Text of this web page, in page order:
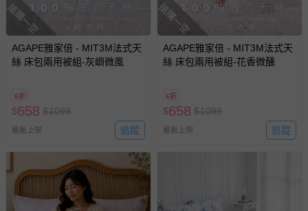
其他常見問題：
運送服務：目前提供的運送僅限台灣本島。如您位於離島地
區，可能會無法配送，或須依據商品需加收離島運費。廠商
亦保留出貨與否的權利。離島、偏遠地區、樓層親送等加價
商品實際的配達日期，可於訂單個人資料內的查詢訂單內，
已出貨通知之訊息為主。
如您收到商品，請依正常流程檢查是否完好，若商品遇瑕疵
情形，您可申請更換新品或退貨，請見：
退貨的辦理流程
若您對於會員帳號、商品訂購與資訊、購物流程、付款方
式、折價券與購物金的使用、退貨及商品運送方式等有疑
問，你可詳見：
媽咪愛客服中心
搶購一空
AGAPE雅家倍 - MIT3M法式天
絲 床包兩用被組-灰嶼微風
6折
$658 $1099
最新上架 追蹤
搶購一空
AGAPE雅家倍 - MIT3M法式天
絲 床包兩用被組-花香微醺
6折
$658 $1099
最新上架 追蹤